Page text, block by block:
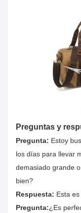
Preguntas y
Pregunta: Estoy
los días para llevar
demasiado grande
bien?
Respuesta: Esta
Pregunta:¿Es